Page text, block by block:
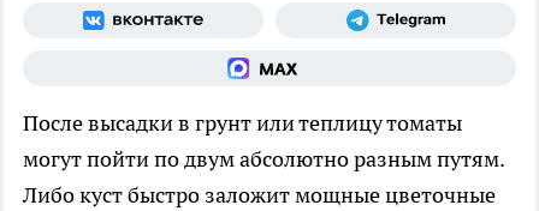
После высадки в грунт или теплицу томаты
могут пойти по двум абсолютно разным путям.
Либо куст быстро заложит мощные цветочные